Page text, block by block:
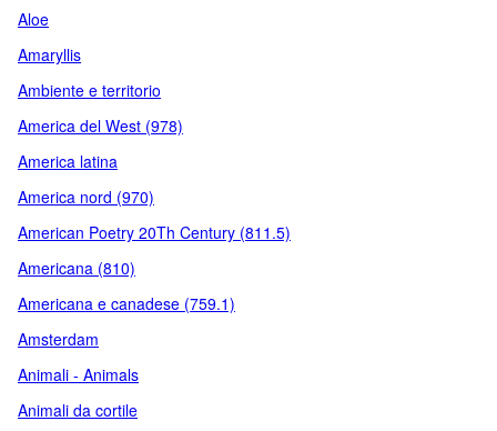
Aloe
Amaryllis
Ambiente e territorio
America del West (978)
America latina
America nord (970)
American Poetry 20Th Century (811.5)
Americana (810)
Americana e canadese (759.1)
Amsterdam
Animali - Animals
Animali da cortile